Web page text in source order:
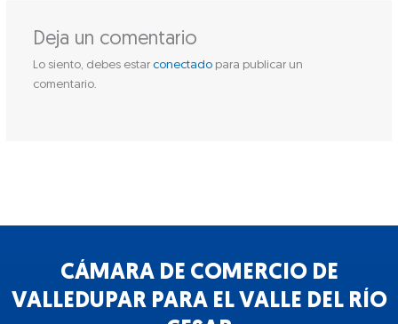
Deja un comentario
Lo siento, debes estar conectadopara publicar un
comentario.
CÁMARA DE COMERCIO DE
VALLEDUPAR PARA EL VALLE DEL RÍO